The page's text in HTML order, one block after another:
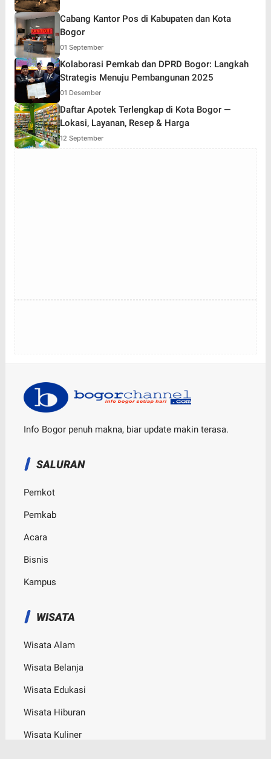
Cabang Kantor Pos di Kabupaten dan Kota
Bogor
01 September
Kolaborasi Pemkab dan DPRD Bogor: Langkah
Strategis Menuju Pembangunan 2025
01 Desember
Daftar Apotek Terlengkap di Kota Bogor —
Lokasi, Layanan, Resep & Harga
12 September
Info Bogor penuh makna, biar update makin terasa.
SALURAN
Pemkot
Pemkab
Acara
Bisnis
Kampus
WISATA
Wisata Alam
Wisata Belanja
Wisata Edukasi
Wisata Hiburan
Wisata Kuliner